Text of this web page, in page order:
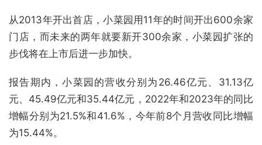
从2013年开出首店，小菜园用11年的时间开出600余家
门店，而未来的两年就要新开300余家，小菜园扩张的
步伐将在上市后进一步加快。
报告期内，小菜园的营收分别为26.46亿元、31.13亿
元、45.49亿元和35.44亿元，2022年和2023年的同比
增幅分别为21.5%和41.6%，今年前8个月营收同比增幅
为15.44%。